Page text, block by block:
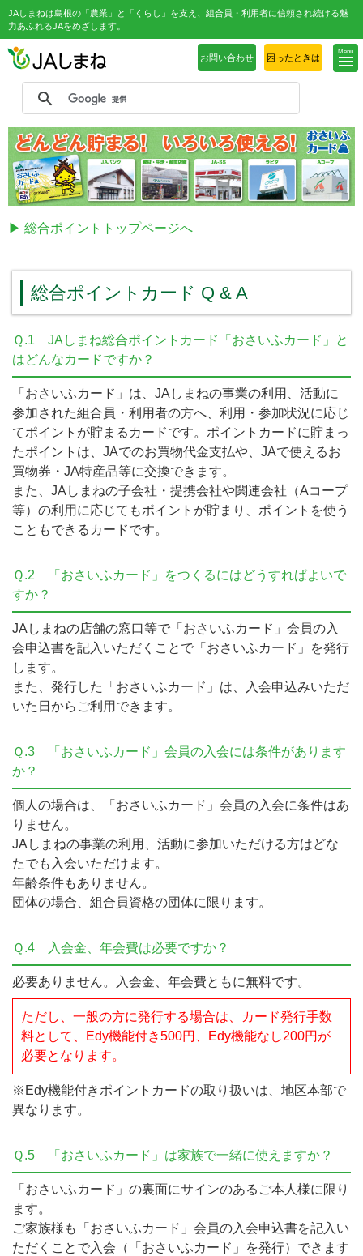
JAしまねは島根の「農業」と「くらし」を支え、組合員・利用者に信頼され続ける魅
力あふれるJAをめざします。
Menu
お問い合わせ 困ったときは
▶ 総合ポイントトップページへ
総合ポイントカード Q & A
Ｑ.1
JAしまね総合ポイントカード「おさいふカード」と
はどんなカードですか？
「おさいふカード」は、JAしまねの事業の利用、活動に
参加された組合員・利用者の方へ、利用・参加状況に応じ
てポイントが貯まるカードです。ポイントカードに貯まっ
たポイントは、JAでのお買物代金支払や、JAで使えるお
買物券・JA特産品等に交換できます。
また、JAしまねの子会社・提携会社や関連会社（Aコープ
等）の利用に応じてもポイントが貯まり、ポイントを使う
こともできるカードです。
Ｑ.2
「おさいふカード」をつくるにはどうすればよいで
すか？
JAしまねの店舗の窓口等で「おさいふカード」会員の入
会申込書を記入いただくことで「おさいふカード」を発行
します。
また、発行した「おさいふカード」は、入会申込みいただ
いた日からご利用できます。
Ｑ.3
「おさいふカード」会員の入会には条件があります
か？
個人の場合は、「おさいふカード」会員の入会に条件はあ
りません。
JAしまねの事業の利用、活動に参加いただける方はどな
たでも入会いただけます。
年齢条件もありません。
団体の場合、組合員資格の団体に限ります。
Ｑ.4 入会金、年会費は必要ですか？
必要ありません。入会金、年会費ともに無料です。
ただし、一般の方に発行する場合は、カード発行手数
料として、Edy機能付き500円、Edy機能なし200円が
必要となります。
※Edy機能付きポイントカードの取り扱いは、地区本部で
異なります。
Ｑ.5 「おさいふカード」は家族で一緒に使えますか？
「おさいふカード」の裏面にサインのあるご本人様に限り
ます。
ご家族様も「おさいふカード」会員の入会申込書を記入い
ただくことで入会（「おさいふカード」を発行）できます